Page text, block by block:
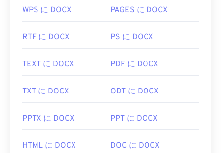
WPS に DOCX PAGES に DOCX
RTF に DOCX PS に DOCX
TEXT に DOCX PDF に DOCX
TXT に DOCX ODT に DOCX
PPTX に DOCX PPT に DOCX
HTML に DOCX DOC に DOCX